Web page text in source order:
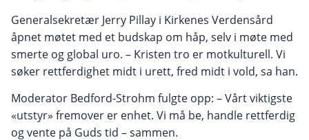
Generalsekretær Jerry Pillay i Kirkenes Verdensård
åpnet møtet med et budskap om håp, selv i møte med
smerte og global uro. – Kristen tro er motkulturell. Vi
søker rettferdighet midt i urett, fred midt i vold, sa han.
Moderator Bedford-Strohm fulgte opp: – Vårt viktigste
«utstyr» fremover er enhet. Vi må be, handle rettferdig
og vente på Guds tid – sammen.